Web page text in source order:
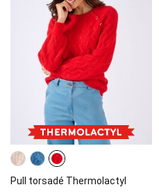
Pull torsadé Thermolactyl